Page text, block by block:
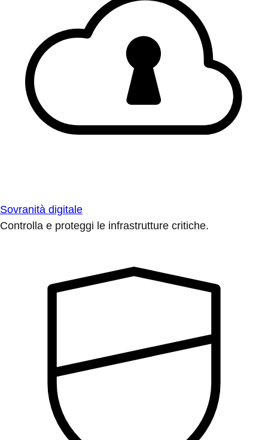
Sovranità digitale
Controlla e proteggi le infrastrutture critiche.